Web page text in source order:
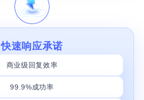
快速响应承诺
商业级回复效率
99.9%成功率